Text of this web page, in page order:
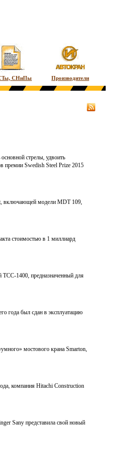
СНиПы Производители
стрелы, удвоить
премии Swedish Steel Prize 2015
включающей модели MDT 109,
стоимостью в 1 миллиард
ТСС-1400, предназначенный для
года был сдан в эксплуатацию
мостового крана Smarton,
компания Hitachi Construction
Sany представила свой новый